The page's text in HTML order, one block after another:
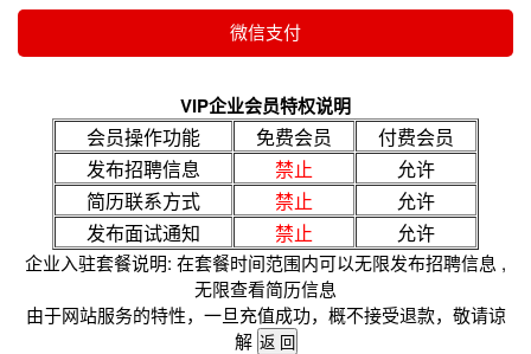
VIP企业会员特权说明
会员操作功能 免费会员
付费会员
发布招聘信息
禁止
允许
简历联系方式
禁止
允许
发布面试通知
禁止 允许
企业入驻套餐说明: 在套餐时间范围内可以无限发布招聘信息 ,
无限查看简历信息
由于网站服务的特性，一旦充值成功，概不接受退款，敬请谅
解